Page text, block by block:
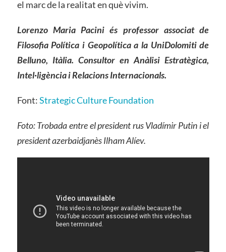
el marc de la realitat en què vivim.
Lorenzo Maria Pacini és professor associat de
Filosofia Política i Geopolítica a la UniDolomiti de
Belluno, Itàlia. Consultor en Anàlisi Estratègica,
Intel·ligència i Relacions Internacionals.
Font:Strategic Culture Foundation
Foto: Trobada entre el president rus Vladímir Putin i el
president azerbaidjanès Ilham Alíev.